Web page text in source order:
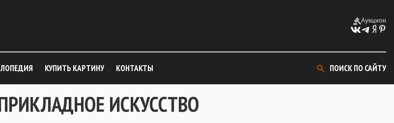
Аукцион
КУПИТЬ КАРТИНУ КОНТАКТЫ ПОИСК ПО САЙТУ
ИСКУССТВО